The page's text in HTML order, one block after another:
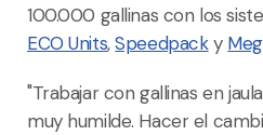
100.000 gallinas con los
ECO Units,Speedpacky
"Trabajar con gallinas en
muy humilde. Hacer el